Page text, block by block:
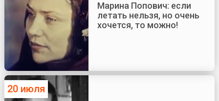
Марина Попович: если
летать нельзя, но очень
хочется, то можно!
20 июля